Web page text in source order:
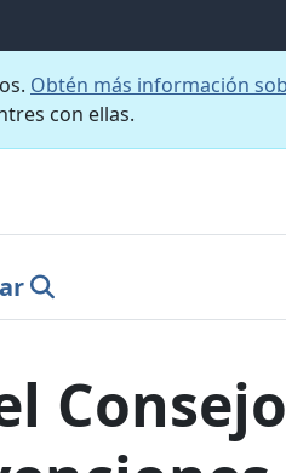
Obtén más información
con ellas.